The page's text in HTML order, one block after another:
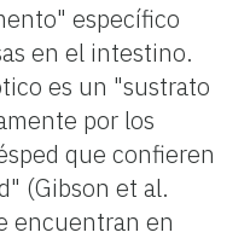
específico
en el intestino.
es un "sustrato
por los
que confieren
(Gibson et al.
encuentran en